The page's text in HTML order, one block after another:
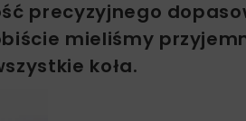
precyzyjnego
mieliśmy
koła.